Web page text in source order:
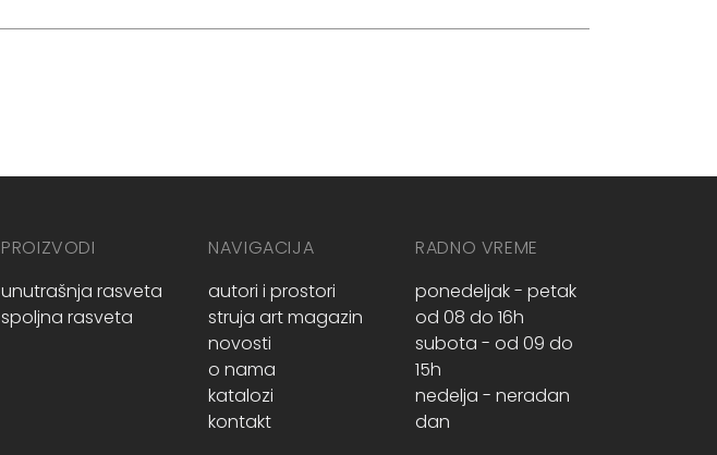
PROIZVODI
unutrašnja rasveta
spoljna rasveta
NAVIGACIJA
autori i prostori
struja art magazin
novosti
o nama
katalozi
kontakt
RADNO VREME
ponedeljak - petak
od 08 do 16h
subota - od 09 do
15h
nedelja - neradan
dan